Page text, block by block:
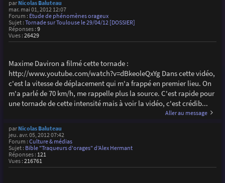
par Nicolas Baluteau
mar. mai 01, 2012 12:07
Forum : Étude de phénomènes orageux
Sujet : Tornade sur Toulouse le 29/04/12 [DOSSIER]
Réponses : 9
Vues : 26429
Maxime Daviron a filmé cette tornade :
http://www.youtube.com/watch?v=dBkeoleQxYg Dans cette vidéo,
c'est la vitesse de déplacement qui m'a frappé en premier lieu. On
m'a parlé de 70 km/h, me rappelle plus la source. C'est rapide pour
une tornade de cette intensité mais à voir la vidéo, c'est crédib...
Aller au message
par Nicolas Baluteau
jeu. avr. 05, 2012 07:42
Forum : Culture & médias
Sujet : Bible "Traqueurs d'orages" d'Alex Hermant
Réponses : 121
Vues : 216761